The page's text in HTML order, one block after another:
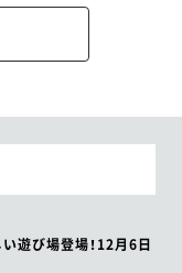
遊び場登場！12月6日